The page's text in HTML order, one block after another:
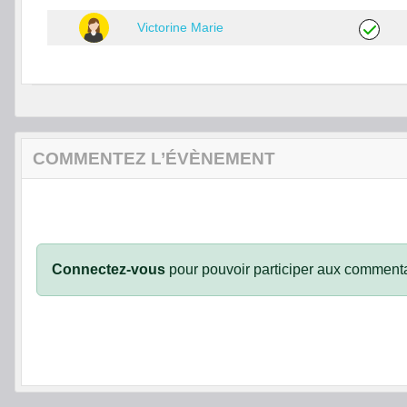
Victorine Marie
COMMENTEZ L’ÉVÈNEMENT
Connectez-vous pour pouvoir participer aux